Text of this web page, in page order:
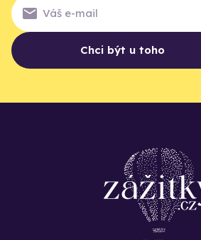
Chci být u toho